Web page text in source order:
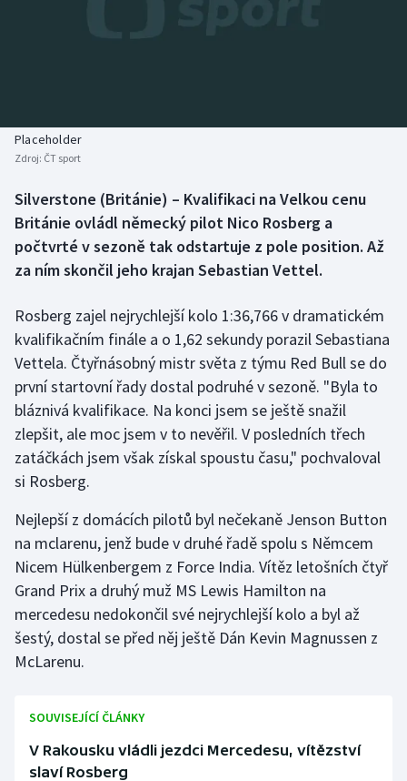
Biatlon
Box
Curling
Dostihy
Florbal
Futsal
Golf
Gymnastika
Házená
Jezdectví
Judo
Krasobruslení
Lyže a snowboard
Aplikace ČT sport
Placeholder
Zdroj: ČT sport
Silverstone (Británie) – Kvalifikaci na Velkou cenu
Británie ovládl německý pilot Nico Rosberg a
počtvrté v sezoně tak odstartuje z pole position. Až
za ním skončil jeho krajan Sebastian Vettel.
Rosberg zajel nejrychlejší kolo 1:36,766 v dramatickém
kvalifikačním finále a o 1,62 sekundy porazil Sebastiana
Vettela. Čtyřnásobný mistr světa z týmu Red Bull se do
první startovní řady dostal podruhé v sezoně. "Byla to
bláznivá kvalifikace. Na konci jsem se ještě snažil
zlepšit, ale moc jsem v to nevěřil. V posledních třech
zatáčkách jsem však získal spoustu času," pochvaloval
si Rosberg.
Nejlepší z domácích pilotů byl nečekaně Jenson Button
na mclarenu, jenž bude v druhé řadě spolu s Němcem
Nicem Hülkenbergem z Force India. Vítěz letošních čtyř
Grand Prix a druhý muž MS Lewis Hamilton na
mercedesu nedokončil své nejrychlejší kolo a byl až
šestý, dostal se před něj ještě Dán Kevin Magnussen z
McLarenu.
SOUVISEJÍCÍ ČLÁNKY
V Rakousku vládli jezdci Mercedesu, vítězství
slaví Rosberg